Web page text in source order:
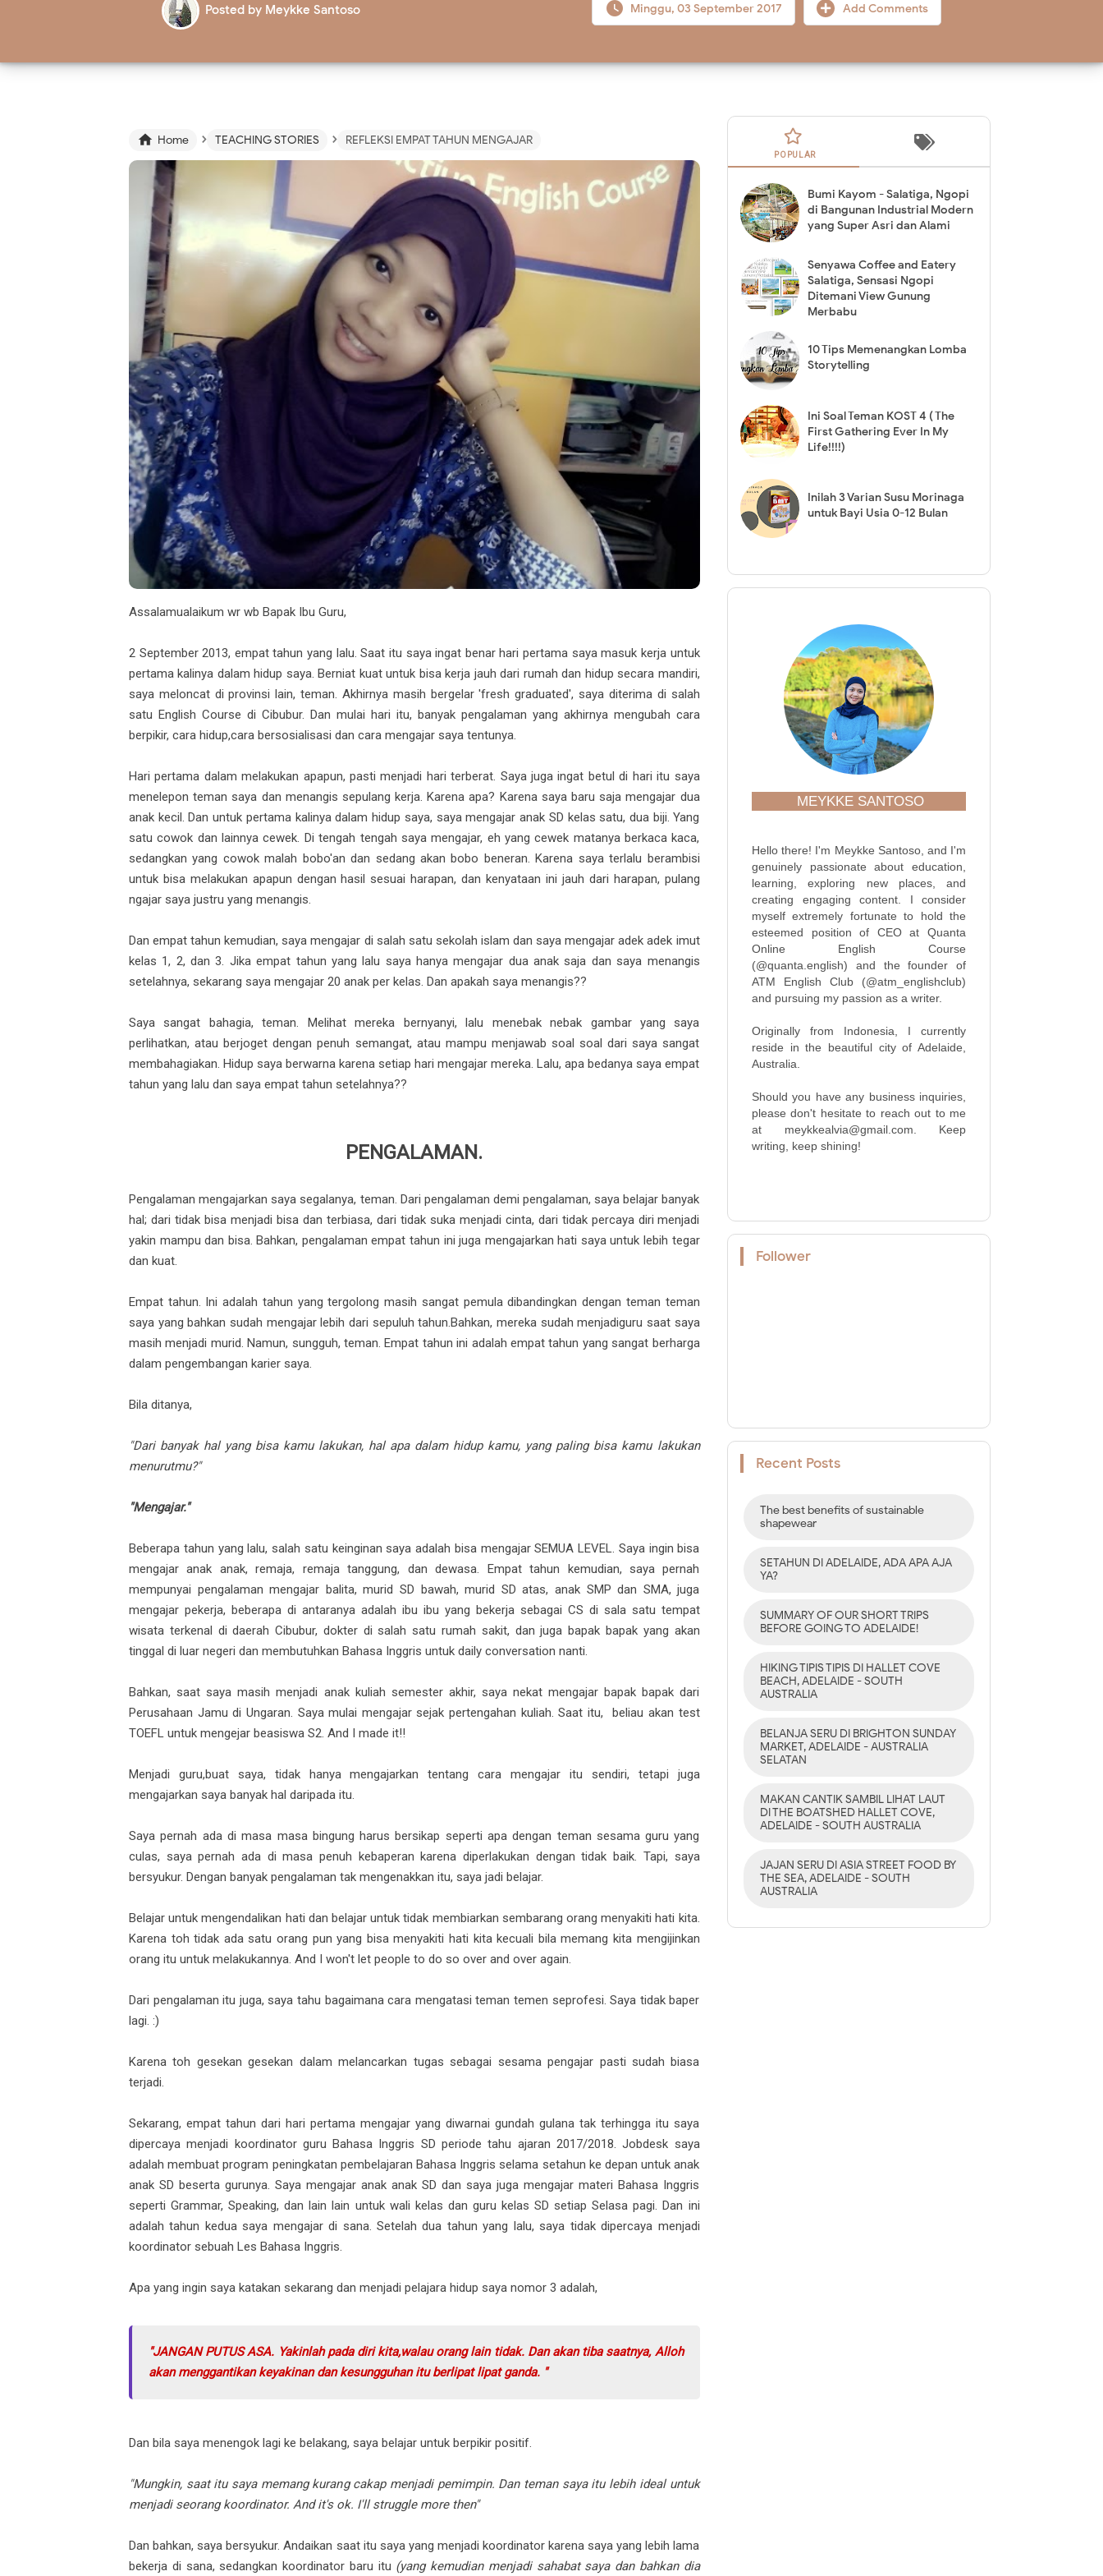
Posted by Meykke Santoso Add Comments
 Minggu, 03 September 2017
 Home › TEACHING STORIES › REFLEKSI EMPAT TAHUN MENGAJAR
Assalamualaikum wr wb Bapak Ibu Guru,
2 September 2013, empat tahun yang lalu. Saat itu saya ingat benar hari pertama saya masuk kerja untuk
pertama kalinya dalam hidup saya. Berniat kuat untuk bisa kerja jauh dari rumah dan hidup secara mandiri,
saya meloncat di provinsi lain, teman. Akhirnya masih bergelar 'fresh graduated', saya diterima di salah
satu English Course di Cibubur. Dan mulai hari itu, banyak pengalaman yang akhirnya mengubah cara
berpikir, cara hidup,cara bersosialisasi dan cara mengajar saya tentunya.
Hari pertama dalam melakukan apapun, pasti menjadi hari terberat. Saya juga ingat betul di hari itu saya
menelepon teman saya dan menangis sepulang kerja. Karena apa? Karena saya baru saja mengajar dua
anak kecil. Dan untuk pertama kalinya dalam hidup saya, saya mengajar anak SD kelas satu, dua biji. Yang
satu cowok dan lainnya cewek. Di tengah tengah saya mengajar, eh yang cewek matanya berkaca kaca,
sedangkan yang cowok malah bobo'an dan sedang akan bobo beneran. Karena saya terlalu berambisi
untuk bisa melakukan apapun dengan hasil sesuai harapan, dan kenyataan ini jauh dari harapan, pulang
ngajar saya justru yang menangis.
Dan empat tahun kemudian, saya mengajar di salah satu sekolah islam dan saya mengajar adek adek imut
kelas 1, 2, dan 3. Jika empat tahun yang lalu saya hanya mengajar dua anak saja dan saya menangis
setelahnya, sekarang saya mengajar 20 anak per kelas. Dan apakah saya menangis??
Saya sangat bahagia, teman. Melihat mereka bernyanyi, lalu menebak nebak gambar yang saya
perlihatkan, atau berjoget dengan penuh semangat, atau mampu menjawab soal soal dari saya sangat
membahagiakan. Hidup saya berwarna karena setiap hari mengajar mereka. Lalu, apa bedanya saya empat
tahun yang lalu dan saya empat tahun setelahnya??
PENGALAMAN.
Pengalaman mengajarkan saya segalanya, teman. Dari pengalaman demi pengalaman, saya belajar banyak
hal; dari tidak bisa menjadi bisa dan terbiasa, dari tidak suka menjadi cinta, dari tidak percaya diri menjadi
yakin mampu dan bisa. Bahkan, pengalaman empat tahun ini juga mengajarkan hati saya untuk lebih tegar
dan kuat.
Empat tahun. Ini adalah tahun yang tergolong masih sangat pemula dibandingkan dengan teman teman
saya yang bahkan sudah mengajar lebih dari sepuluh tahun.Bahkan, mereka sudah menjadiguru saat saya
masih menjadi murid. Namun, sungguh, teman. Empat tahun ini adalah empat tahun yang sangat berharga
dalam pengembangan karier saya.
Bila ditanya,
"Dari banyak hal yang bisa kamu lakukan, hal apa dalam hidup kamu, yang paling bisa kamu lakukan
menurutmu?"
"Mengajar."
Beberapa tahun yang lalu, salah satu keinginan saya adalah bisa mengajar SEMUA LEVEL. Saya ingin bisa
mengajar anak anak, remaja, remaja tanggung, dan dewasa. Empat tahun kemudian, saya pernah
mempunyai pengalaman mengajar balita, murid SD bawah, murid SD atas, anak SMP dan SMA, juga
mengajar pekerja, beberapa di antaranya adalah ibu ibu yang bekerja sebagai CS di sala satu tempat
wisata terkenal di daerah Cibubur, dokter di salah satu rumah sakit, dan juga bapak bapak yang akan
tinggal di luar negeri dan membutuhkan Bahasa Inggris untuk daily conversation nanti.
Bahkan, saat saya masih menjadi anak kuliah semester akhir, saya nekat mengajar bapak bapak dari
Perusahaan Jamu di Ungaran. Saya mulai mengajar sejak pertengahan kuliah. Saat itu, beliau akan test
TOEFL untuk mengejar beasiswa S2. And I made it!!
Menjadi guru,buat saya, tidak hanya mengajarkan tentang cara mengajar itu sendiri, tetapi juga
mengajarkan saya banyak hal daripada itu.
Saya pernah ada di masa masa bingung harus bersikap seperti apa dengan teman sesama guru yang
culas, saya pernah ada di masa penuh kebaperan karena diperlakukan dengan tidak baik. Tapi, saya
bersyukur. Dengan banyak pengalaman tak mengenakkan itu, saya jadi belajar.
Belajar untuk mengendalikan hati dan belajar untuk tidak membiarkan sembarang orang menyakiti hati kita.
Karena toh tidak ada satu orang pun yang bisa menyakiti hati kita kecuali bila memang kita mengijinkan
orang itu untuk melakukannya. And I won't let people to do so over and over again.
Dari pengalaman itu juga, saya tahu bagaimana cara mengatasi teman temen seprofesi. Saya tidak baper
lagi. :)
Karena toh gesekan gesekan dalam melancarkan tugas sebagai sesama pengajar pasti sudah biasa
terjadi.
Sekarang, empat tahun dari hari pertama mengajar yang diwarnai gundah gulana tak terhingga itu saya
dipercaya menjadi koordinator guru Bahasa Inggris SD periode tahu ajaran 2017/2018. Jobdesk saya
adalah membuat program peningkatan pembelajaran Bahasa Inggris selama setahun ke depan untuk anak
anak SD beserta gurunya. Saya mengajar anak anak SD dan saya juga mengajar materi Bahasa Inggris
seperti Grammar, Speaking, dan lain lain untuk wali kelas dan guru kelas SD setiap Selasa pagi. Dan ini
adalah tahun kedua saya mengajar di sana. Setelah dua tahun yang lalu, saya tidak dipercaya menjadi
koordinator sebuah Les Bahasa Inggris.
Apa yang ingin saya katakan sekarang dan menjadi pelajara hidup saya nomor 3 adalah,
"JANGAN PUTUS ASA. Yakinlah pada diri kita,walau orang lain tidak. Dan akan tiba saatnya, Alloh
akan menggantikan keyakinan dan kesungguhan itu berlipat lipat ganda. "
Dan bila saya menengok lagi ke belakang, saya belajar untuk berpikir positif.
"Mungkin, saat itu saya memang kurang cakap menjadi pemimpin. Dan teman saya itu lebih ideal untuk
menjadi seorang koordinator. And it's ok. I'll struggle more then"
Dan bahkan, saya bersyukur. Andaikan saat itu saya yang menjadi koordinator karena saya yang lebih lama
bekerja di sana, sedangkan koordinator baru itu (yang kemudian menjadi sahabat saya dan bahkan dia
POPULAR
Bumi Kayom - Salatiga, Ngopi
di Bangunan Industrial Modern
yang Super Asri dan Alami
Senyawa Coffee and Eatery
Salatiga, Sensasi Ngopi
Ditemani View Gunung
Merbabu
10 Tips Memenangkan Lomba
Storytelling
Ini Soal Teman KOST 4 ( The
First Gathering Ever In My
Life!!!!)
Inilah 3 Varian Susu Morinaga
untuk Bayi Usia 0-12 Bulan
MEYKKE SANTOSO
Hello there! I'm Meykke Santoso, and I'm
genuinely passionate about education,
learning, exploring new places, and
creating engaging content. I consider
myself extremely fortunate to hold the
esteemed position of CEO at Quanta
Online English Course
(@quanta.english) and the founder of
ATM English Club (@atm_englishclub)
and pursuing my passion as a writer.
Originally from Indonesia, I currently
reside in the beautiful city of Adelaide,
Australia.
Should you have any business inquiries,
please don't hesitate to reach out to me
at meykkealvia@gmail.com. Keep
writing, keep shining!
Follower
Recent Posts
The best benefits of sustainable
shapewear
SETAHUN DI ADELAIDE, ADA APA AJA
YA?
SUMMARY OF OUR SHORT TRIPS
BEFORE GOING TO ADELAIDE!
HIKING TIPIS TIPIS DI HALLET COVE
BEACH, ADELAIDE - SOUTH
AUSTRALIA
BELANJA SERU DI BRIGHTON SUNDAY
MARKET, ADELAIDE - AUSTRALIA
SELATAN
MAKAN CANTIK SAMBIL LIHAT LAUT
DI THE BOATSHED HALLET COVE,
ADELAIDE - SOUTH AUSTRALIA
JAJAN SERU DI ASIA STREET FOOD BY
THE SEA, ADELAIDE - SOUTH
AUSTRALIA